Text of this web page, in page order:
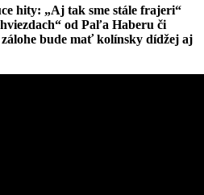
hity: „Aj tak sme stále frajeri“
od Paľa Haberu či
bude mať kolínsky dídžej aj